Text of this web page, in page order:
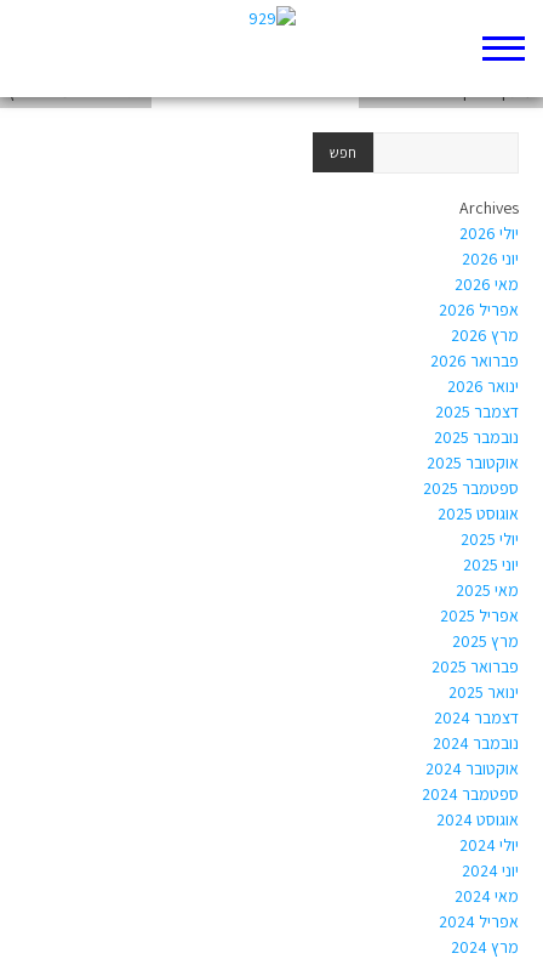
Archives
יולי 2026
יוני 2026
מאי 2026
אפריל 2026
מרץ 2026
פברואר 2026
ינואר 2026
דצמבר 2025
נובמבר 2025
אוקטובר 2025
ספטמבר 2025
אוגוסט 2025
יולי 2025
יוני 2025
מאי 2025
אפריל 2025
מרץ 2025
פברואר 2025
ינואר 2025
דצמבר 2024
נובמבר 2024
אוקטובר 2024
ספטמבר 2024
אוגוסט 2024
יולי 2024
יוני 2024
מאי 2024
אפריל 2024
מרץ 2024